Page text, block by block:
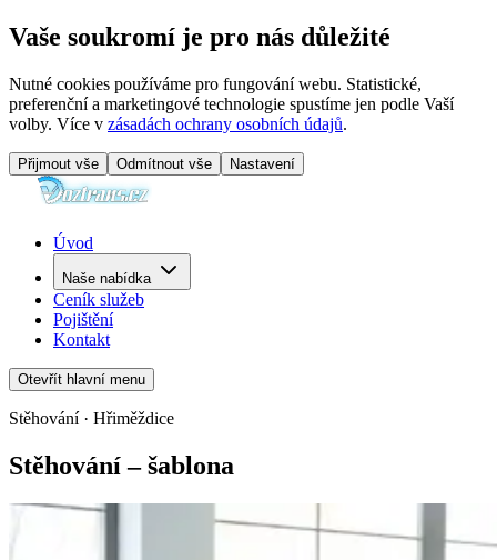
Vaše soukromí je pro nás důležité
Nutné cookies používáme pro fungování webu. Statistické,
preferenční a marketingové technologie spustíme jen podle Vaší
volby. Více v zásadách ochrany osobních údajů.
Přijmout vše Odmítnout vše Nastavení
Úvod
Naše nabídka
Ceník služeb
Pojištění
Kontakt
Otevřít hlavní menu
Stěhování · Hřiměždice
Stěhování – šablona